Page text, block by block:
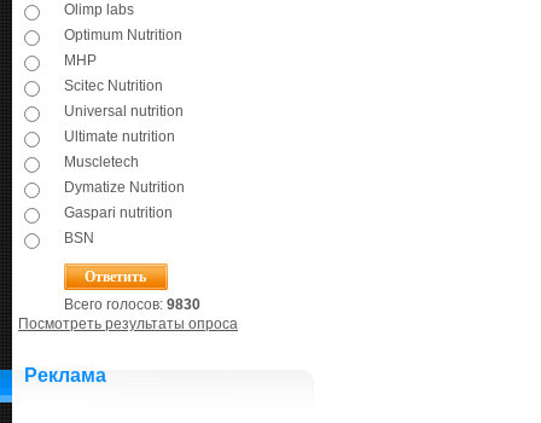
Olimp labs
Optimum Nutrition
MHP
Scitec Nutrition
Universal nutrition
Ultimate nutrition
Muscletech
Dymatize Nutrition
Gaspari nutrition
BSN
Всего голосов: 9830
Посмотреть результаты опроса
Реклама